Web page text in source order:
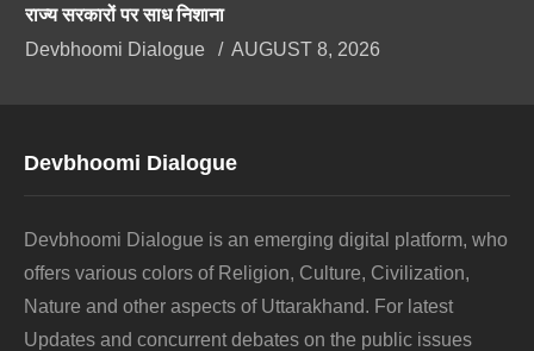
राज्य सरकारों पर साध निशाना
Devbhoomi Dialogue
AUGUST 8, 2026
Devbhoomi Dialogue
Devbhoomi Dialogue is an emerging digital platform, who
offers various colors of Religion, Culture, Civilization,
Nature and other aspects of Uttarakhand. For latest
Updates and concurrent debates on the public issues